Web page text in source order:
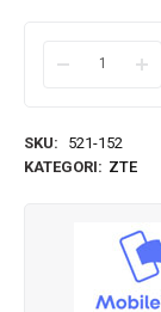
SKU:
521-152
KATEGORI: ZTE